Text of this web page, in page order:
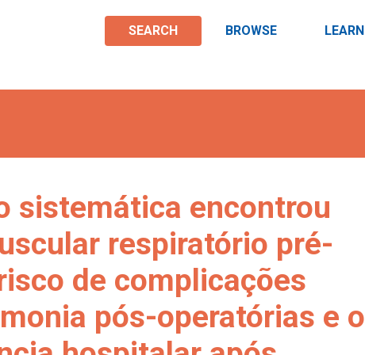
SEARCH BROWSE LEARN
sistemática encontrou
respiratório pré-
de complicações
pós-operatórias e o